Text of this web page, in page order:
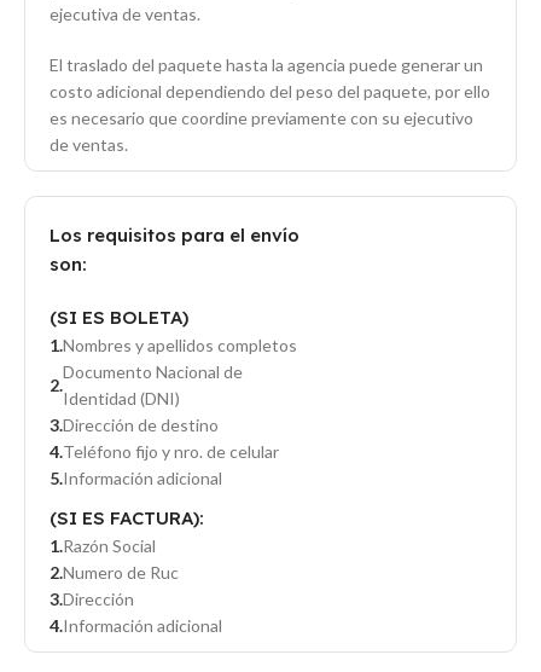
ejecutiva de ventas.
El traslado del paquete hasta la agencia puede generar un
costo adicional dependiendo del peso del paquete, por ello
es necesario que coordine previamente con su ejecutivo
de ventas.
Los requisitos para el envío
son:
(SI ES BOLETA)
Nombres y apellidos completos
Documento Nacional de
Identidad (DNI)
Dirección de destino
Teléfono fijo y nro. de celular
Información adicional
(SI ES FACTURA):
Razón Social
Numero de Ruc
Dirección
Información adicional